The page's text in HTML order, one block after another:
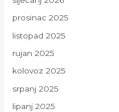
prosinac 2025
listopad 2025
rujan 2025
kolovoz 2025
srpanj 2025
lipanj 2025